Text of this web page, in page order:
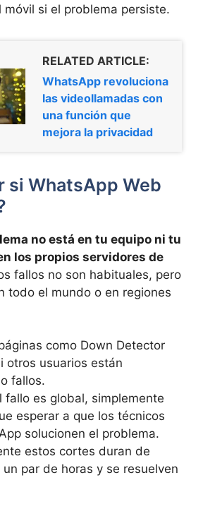
móvil si el problema persiste.
RELATED ARTICLE:
WhatsApp revoluciona
las videollamadas con
una función que
mejora la privacidad
si WhatsApp Web
no está en tu equipo ni tu
los propios servidores de
fallos no son habituales, pero
todo el mundo o en regiones
como Down Detector
otros usuarios están
fallos.
fallo es global, simplemente
esperar a que los técnicos
solucionen el problema.
estos cortes duran de
par de horas y se resuelven